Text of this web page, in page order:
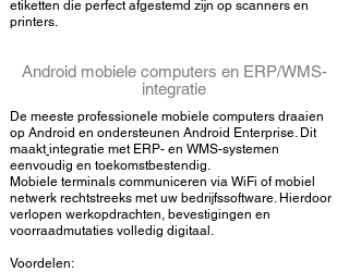
etiketten die perfect afgestemd zijn op scanners en
printers.
Android mobiele computers en ERP/WMS-
integratie
De meeste professionele mobiele computers draaien
op Android en ondersteunen Android Enterprise. Dit
maakt integratie met ERP- en WMS-systemen
eenvoudig en toekomstbestendig.
Mobiele terminals communiceren via WiFi of mobiel
netwerk rechtstreeks met uw bedrijfssoftware. Hierdoor
verlopen werkopdrachten, bevestigingen en
voorraadmutaties volledig digitaal.
Voordelen: